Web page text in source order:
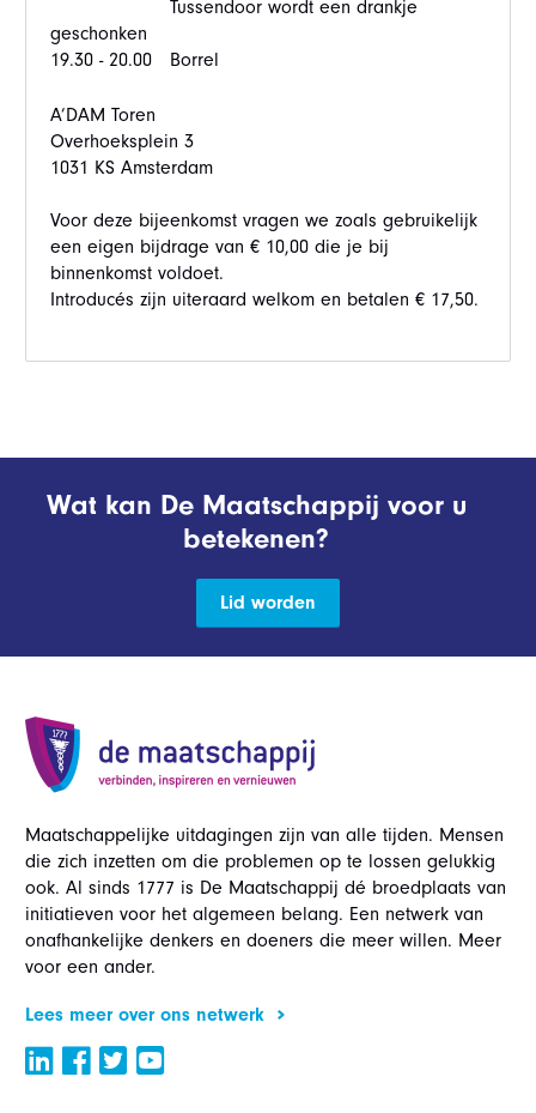
Tussendoor wordt een drankje
geschonken
19.30 - 20.00 Borrel
A’DAM Toren
Overhoeksplein 3
1031 KS Amsterdam
Voor deze bijeenkomst vragen we zoals gebruikelijk
een eigen bijdrage van € 10,00 die je bij
binnenkomst voldoet.
Introducés zijn uiteraard welkom en betalen € 17,50.
Wat kan De Maatschappij voor u
betekenen?
Lid worden
Maatschappelijke uitdagingen zijn van alle tijden. Mensen
die zich inzetten om die problemen op te lossen gelukkig
ook. Al sinds 1777 is De Maatschappij dé broedplaats van
initiatieven voor het algemeen belang. Een netwerk van
onafhankelijke denkers en doeners die meer willen. Meer
voor een ander.
Lees meer over ons netwerk